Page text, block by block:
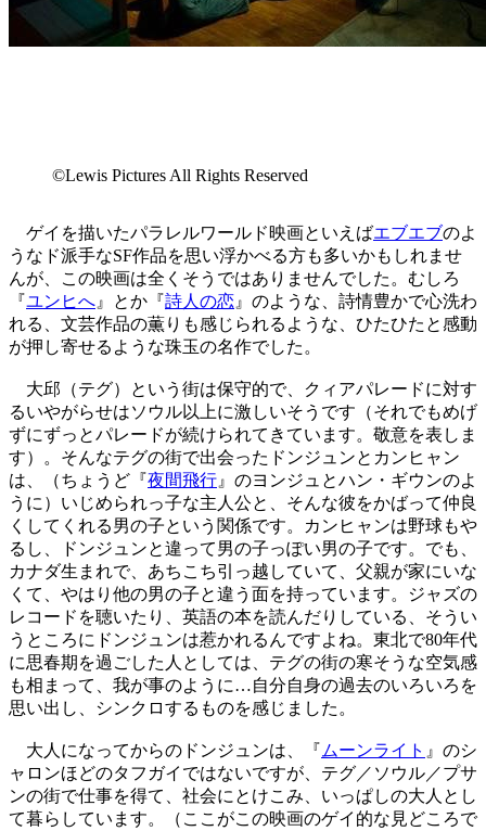
©Lewis Pictures All Rights Reserved
ゲイを描いたパラレルワールド映画といえばエブエブのよ
うなド派手なSF作品を思い浮かべる方も多いかもしれませ
んが、この映画は全くそうではありませんでした。むしろ
『ユンヒへ 』とか『詩人の恋 』のような、詩情豊かで心洗わ
れる、文芸作品の薫りも感じられるような、ひたひたと感動
が押し寄せるような珠玉の名作でした。
大邱（テグ）という街は保守的で、クィアパレードに対す
るいやがらせはソウル以上に激しいそうです（それでもめげ
ずにずっとパレードが続けられてきています。敬意を表しま
す）。そんなテグの街で出会ったドンジュンとカンヒャン
は、（ちょうど『夜間飛行 』のヨンジュとハン・ギウンのよ
うに）いじめられっ子な主人公と、そんな彼をかばって仲良
くしてくれる男の子という関係です。カンヒャンは野球もや
るし、ドンジュンと違って男の子っぽい男の子です。でも、
カナダ生まれで、あちこち引っ越していて、父親が家にいな
くて、やはり他の男の子と違う面を持っています。ジャズの
レコードを聴いたり、英語の本を読んだりしている、そうい
うところにドンジュンは惹かれるんですよね。東北で80年代
に思春期を過ごした人としては、テグの街の寒そうな空気感
も相まって、我が事のように…自分自身の過去のいろいろを
思い出し、シンクロするものを感じました。
大人になってからのドンジュンは、『 ムーンライト 』のシ
ャロンほどのタフガイではないですが、テグ／ソウル／プサ
ンの街で仕事を得て、社会にとけこみ、いっぱしの大人とし
て暮らしています。（ここがこの映画のゲイ的な見どころで